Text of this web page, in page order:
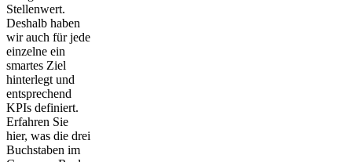
Stellenwert.
Deshalb haben
wir auch für jede
einzelne ein
smartes Ziel
hinterlegt und
entsprechend
KPIs definiert.
Erfahren Sie
hier, was die drei
Buchstaben im